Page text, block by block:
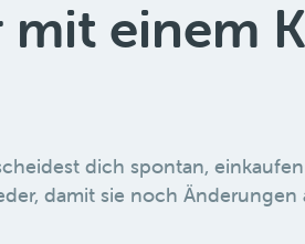
einem
dich spontan,
damit sie noch Änderungen